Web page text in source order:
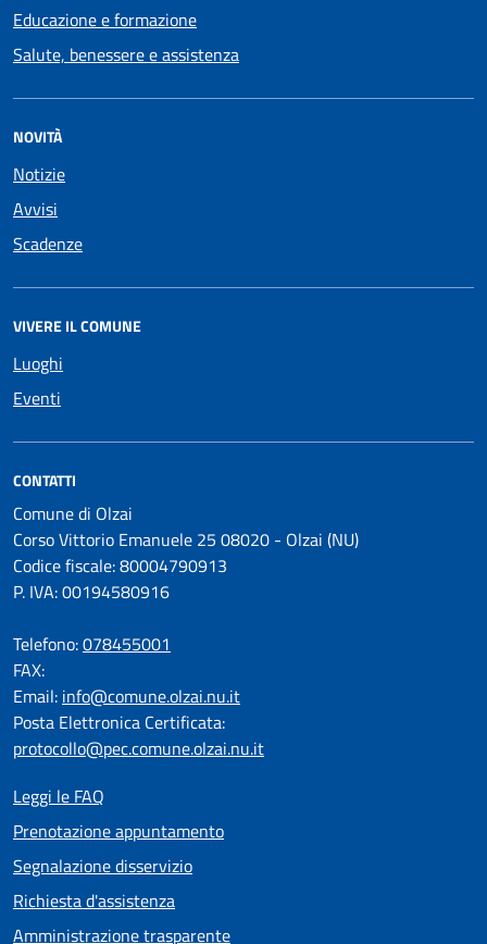
Educazione e formazione
Salute, benessere e assistenza
NOVITÀ
Notizie
Avvisi
Scadenze
VIVERE IL COMUNE
Luoghi
Eventi
CONTATTI
Comune di Olzai
Corso Vittorio Emanuele 25 08020 - Olzai (NU)
Codice fiscale: 80004790913
P. IVA: 00194580916
Telefono:078455001
FAX:
Email: info@comune.olzai.nu.it
Posta Elettronica Certificata:
protocollo@pec.comune.olzai.nu.it
Leggi le FAQ
Prenotazione appuntamento
Segnalazione disservizio
Richiesta d'assistenza
Amministrazione trasparente